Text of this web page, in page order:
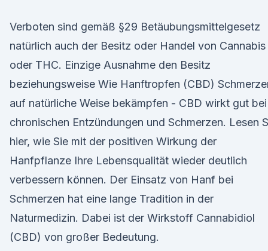
Verboten sind gemäß §29 Betäubungsmittelgesetz
natürlich auch der Besitz oder Handel von Cannabis
oder THC. Einzige Ausnahme den Besitz
beziehungsweise Wie Hanftropfen (CBD)
auf natürliche Weise bekämpfen - CBD wirkt gut bei
chronischen Entzündungen und Schmerzen. Lesen
hier, wie Sie mit der positiven Wirkung der
Hanfpflanze Ihre Lebensqualität wieder deutlich
verbessern können. Der Einsatz von Hanf bei
Schmerzen hat eine lange Tradition in der
Naturmedizin. Dabei ist der Wirkstoff Cannabidiol
(CBD) von großer Bedeutung.